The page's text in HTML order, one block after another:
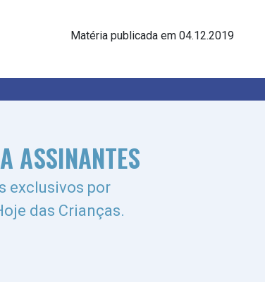
Matéria publicada em 04.12.2019
ASSINANTES
exclusivos por
das Crianças.